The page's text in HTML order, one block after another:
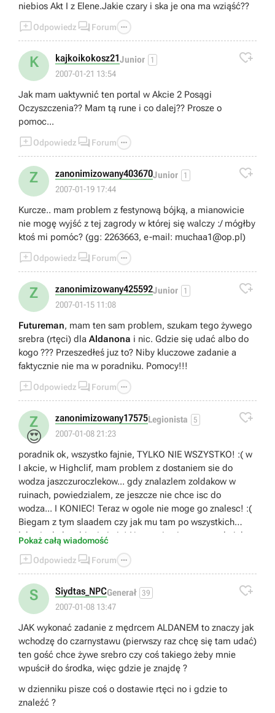
niebios Akt I z Elene.Jakie czary i ska je ona ma wziąść??
Odpowiedz  Forum 
K kajkoikokosz21Junior 1
2007-01-21 13:54

Jak mam uaktywnić ten portal w Akcie 2 Posągi
Oczyszczenia?? Mam tą rune i co dalej?? Prosze o
pomoc...
Odpowiedz  Forum 
Z zanonimizowany403670Junior 1
2007-01-19 17:44

Kurcze.. mam problem z festynową bójką, a mianowicie
nie mogę wyjść z tej zagrody w której się walczy :/ mógłby
ktoś mi pomóc? (gg: 2263663, e-mail: muchaa1@op.pl)
Odpowiedz  Forum 
Z zanonimizowany425592Junior 1
2007-01-15 11:08

Futureman, mam ten sam problem, szukam tego żywego
srebra (rtęci) dla Aldanona i nic. Gdzie się udać albo do
kogo ??? Przeszedłeś juz to? Niby kluczowe zadanie a
faktycznie nie ma w poradniku. Pomocy!!!
Odpowiedz  Forum 
Z
😍
zanonimizowany17575Legionista 5
2007-01-08 21:23

poradnik ok, wszystko fajnie, TYLKO NIE WSZYSTKO! :( w
I akcie, w Highclif, mam problem z dostaniem sie do
wodza jaszczuroczlekow... gdy znalazlem zoldakow w
ruinach, powiedzialem, ze jeszcze nie chce isc do
wodza... I KONIEC! Teraz w ogole nie moge go znalesc! :(
Biegam z tym slaadem czy jak mu tam po wszystkich
lokacjach, kombinuje i nic! Na mapie nie zaznaczylo ich
kryjowki, tego jaszczura ubic juz nie moge i ogolnie to nie
wiem co robic :/ Mam zaczac od poczatku cala gre?!?!?!
Cholerny bug! Ludzie, pomocy! :(
Pokaż całą wiadomość
Odpowiedz  Forum 
S Siydtas_NPCGenerał 39
2007-01-08 13:47

JAK wykonać zadanie z mędrcem ALDANEM to znaczy jak
wchodzę do czarnystawu (pierwszy raz chcę się tam udać)
ten gość chce żywe srebro czy coś takiego żeby mnie
wpuścił do środka, więc gdzie je znajdę ?
w dzienniku pisze coś o dostawie rtęci no i gdzie to
znaleźć ?